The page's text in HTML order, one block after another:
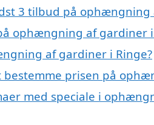
3 tilbud på ophængning
ophængning af gardiner
af gardiner i Ringe?
bestemme prisen på
med speciale i